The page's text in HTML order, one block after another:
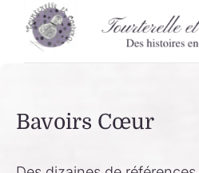
Passer
contenu
L’heure du
Bavoirs Cœur